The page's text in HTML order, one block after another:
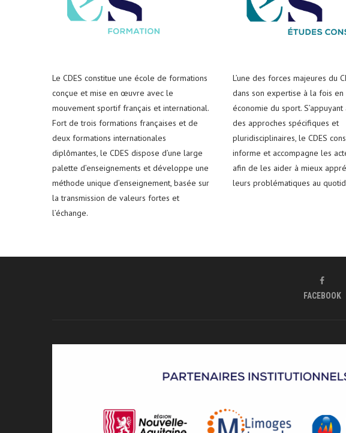
Le CDES constitue une école de formations
conçue et mise en œuvre avec le
mouvement sportif français et international.
Fort de trois formations françaises et de
deux formations internationales
diplômantes, le CDES dispose d’une large
palette d’enseignements et développe une
méthode unique d’enseignement, basée sur
la transmission de valeurs fortes et
l’échange.
L’une des forces majeures du
dans son expertise à la fois
économie du sport.
des approches spécifiques et
pluridisciplinaires, le CDES
informe et accompagne les
afin de les aider à mieux
leurs problématiques au
FACEBOOK